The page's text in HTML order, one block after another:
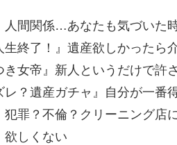
人間関係…あなたも気づいた
生終了！』遺産欲しかった
き女帝』新人というだけで
レ？遺産ガチャ』自分が一
犯罪？不倫？クリーニング店
欲しくない